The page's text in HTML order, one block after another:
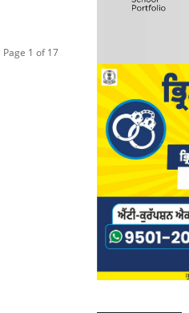
Page 1 of 17